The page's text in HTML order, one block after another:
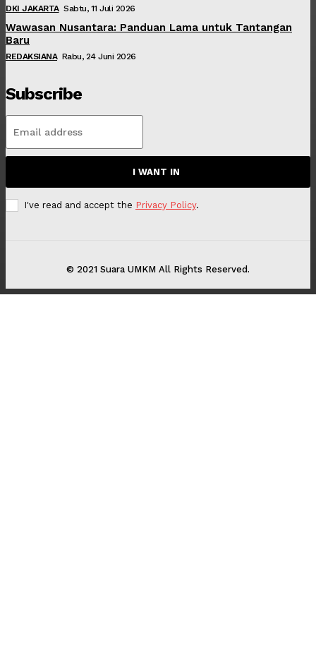
DKI JAKARTA Sabtu, 11 Juli 2026
Wawasan Nusantara: Panduan Lama untuk Tantangan
Baru
REDAKSIANA Rabu, 24 Juni 2026
Subscribe
I WANT IN
I've read and accept the Privacy Policy.
© 2021 Suara UMKM All Rights Reserved.